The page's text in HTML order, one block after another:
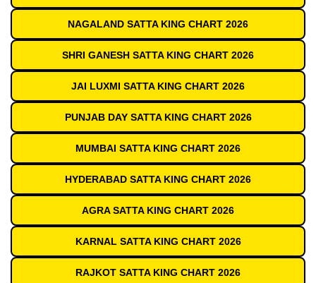
NAGALAND SATTA KING CHART 2026
SHRI GANESH SATTA KING CHART 2026
JAI LUXMI SATTA KING CHART 2026
PUNJAB DAY SATTA KING CHART 2026
MUMBAI SATTA KING CHART 2026
HYDERABAD SATTA KING CHART 2026
AGRA SATTA KING CHART 2026
KARNAL SATTA KING CHART 2026
RAJKOT SATTA KING CHART 2026